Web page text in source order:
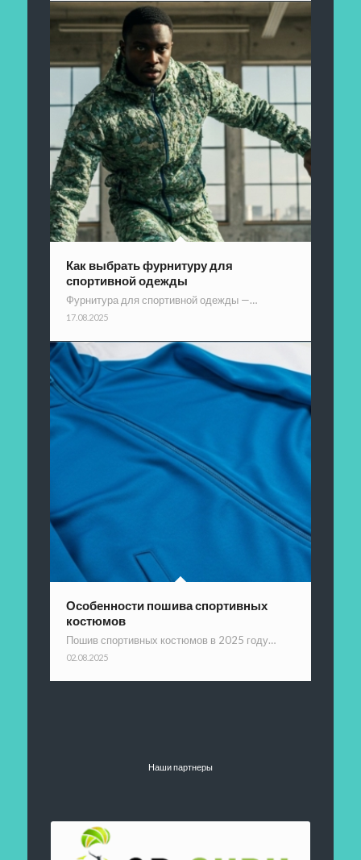
Как выбрать фурнитуру для
спортивной одежды
Фурнитура для спортивной одежды —…
17.08.2025
Особенности пошива спортивных
костюмов
Пошив спортивных костюмов в 2025 году…
02.08.2025
Наши партнеры